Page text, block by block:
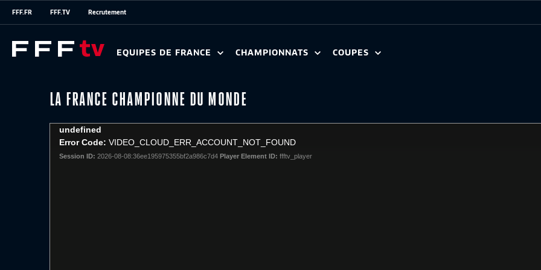
FFF.FR FFF.TV Recrutement
EQUIPES DE FRANCE CHAMPIONNATS COUPES
LA FRANCE CHAMPIONNE DU MONDE
This
undefined
Error Code: VIDEO_CLOUD_ERR_ACCOUNT_NOT_FOUND
Session ID: 2026-08-08:36ee195975355bf2a986c7d4 Player Element ID: ffftv_player